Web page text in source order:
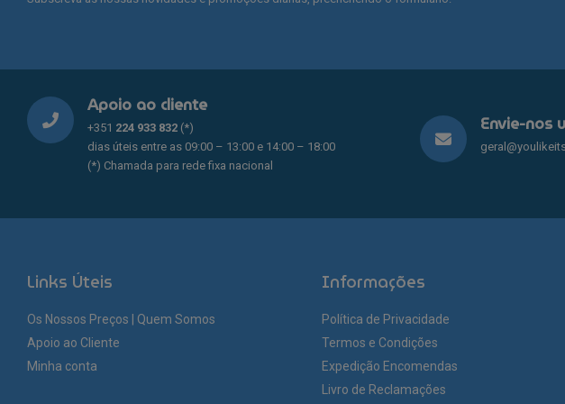
product
page
Apoio ao cliente
+351 224 933 832 (*)
dias úteis entre as 09:00 – 13:00 e 14:00 – 18:00
(*) Chamada para rede fixa nacional
Envie-nos
Links Úteis
Os Nossos Preços | Quem Somos
Apoio ao Cliente
Minha conta
Informações
Política de Privacidade
Termos e Condições
Expedição Encomendas
Livro de Reclamações